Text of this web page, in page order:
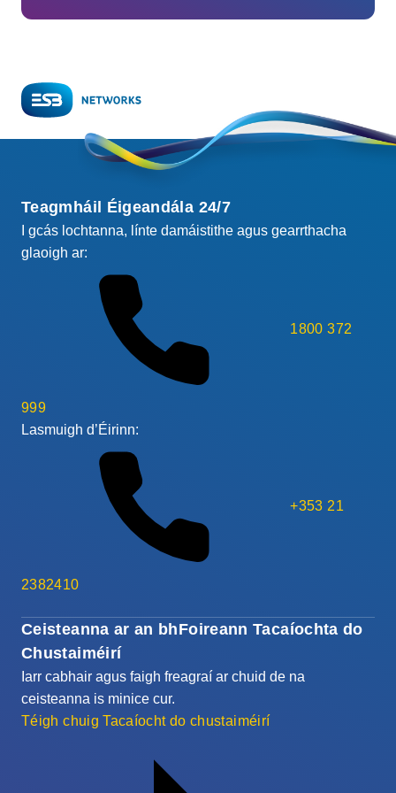
Ceisteanna ar an bhFoireann Tacaíochta do
Chustaiméirí
Iarr cabhair agus faigh freagraí ar chuid de na
ceisteanna is minice cur.
Téigh chuig Tacaíocht do chustaiméirí
Teagmháil Éigeandála 24/7
I gcás lochtanna, línte damáistithe agus gearrthacha
glaoigh ar:
1800 372
999
Lasmuigh d’Éirinn:
+353 21
2382410